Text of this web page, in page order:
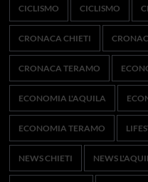
CICLISMO CICLISMO
CRONACA CHIETI
CRONACA TERAMO
ECONOMIA L'AQUILA
ECONOMIA TERAMO
NEWS CHIETI NEWS